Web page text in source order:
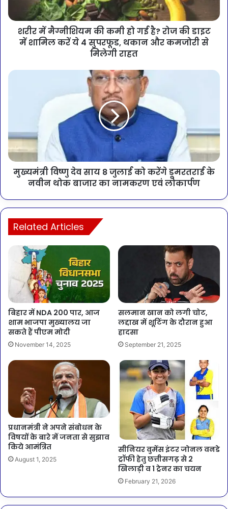
शरीर में मैग्नीशियम की कमी हो गई है? रोज की डाइट
में शामिल करें ये 4 सुपरफूड, थकान और कमजोरी से
मिलेगी राहत
मुख्यमंत्री विष्णु देव साय 8 जुलाई को करेंगे डूमरतराई के
नवीन थोक बाजार का नामकरण एवं लोकार्पण
Related Articles
बिहार में NDA 200 पार, आज
शाम भाजपा मुख्यालय जा
सकते हैं पीएम मोदी
November 14, 2025
सलमान खान को लगी चोट,
लद्दाख में शूटिंग के दौरान हुआ
हादसा
September 21, 2025
प्रधानमंत्री ने अपने संबोधन के
विषयों के बारे में जनता से सुझाव
किये आमंत्रित
August 1, 2025
सीनियर वुमेंस इंटर जोनल वनडे
ट्रॉफी हेतु छत्तीसगढ़ से 2
खिलाड़ी व 1 ट्रेनर का चयन
February 21, 2026